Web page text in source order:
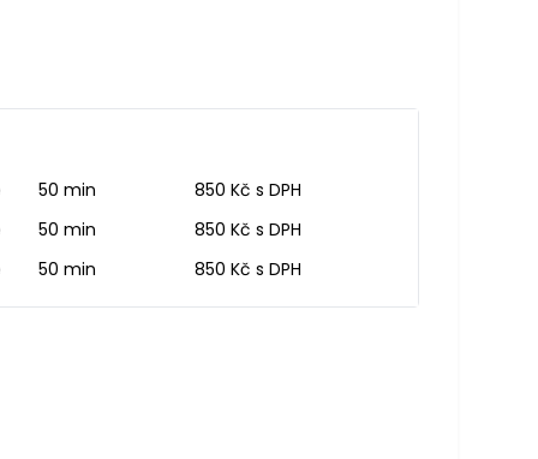
50 min
850 Kč s DPH
50 min
850 Kč s DPH
50 min 850 Kč s DPH